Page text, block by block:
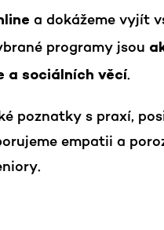
a dokážeme vyjít
programy jsou
a sociálních věcí.
poznatky s praxí,
empatii a